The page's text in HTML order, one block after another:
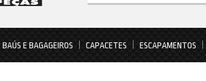
BAÚS E BAGAGEIROS CAPACETES ESCAPAMENTOS